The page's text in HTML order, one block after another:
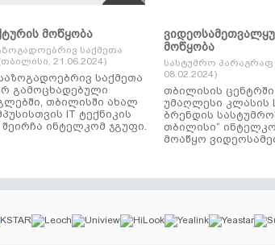
მოწყობა
საქმეთა
21.06.2024)
საქმეთა
გამოცხადებული
თბილისში ახალ
IT ტექნიკის
ინტელკომ ჯგუფი.
მოწყობა
სასტუმრო
08.02.2024)
თბილისის
უმაღლესი კლასის
ბრენდის
თბილისი“
მოაწყო